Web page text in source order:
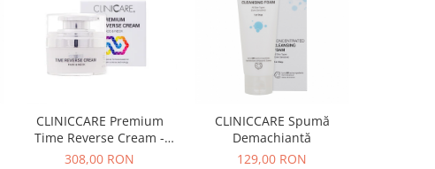
CLINICCARE Premium
Time Reverse Cream -
30ml
308,00 RON
CLINICCARE Spumă
Demachiantă
129,00 RON